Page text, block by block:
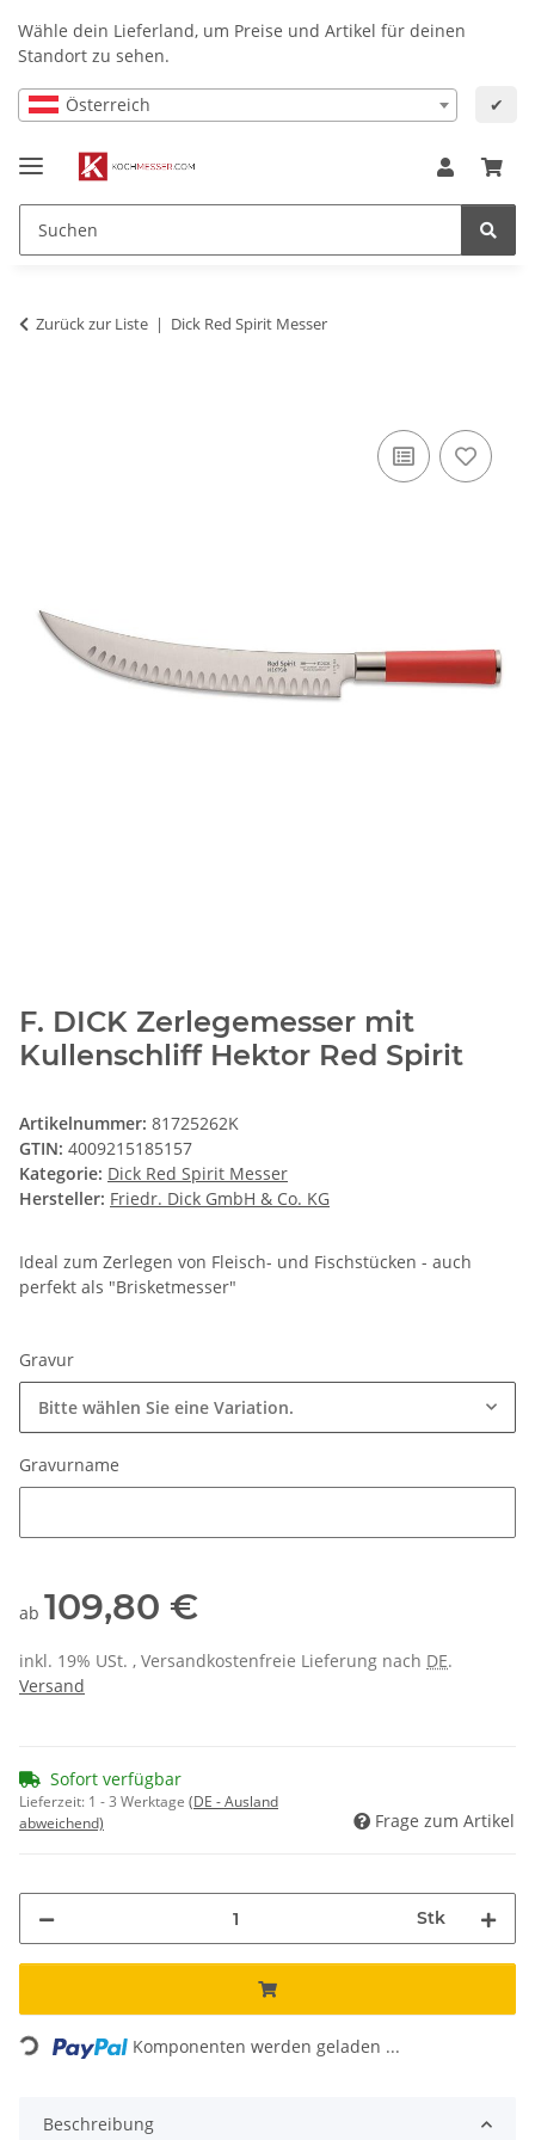
Wähle dein Lieferland, um Preise und Artikel für deinen
Standort zu sehen.
Österreich ✔
Zurück zur Liste Dick Red Spirit Messer
F. DICK Zerlegemesser mit
Kullenschliff Hektor Red Spirit
Artikelnummer: 81725262K
GTIN: 4009215185157
Kategorie: Dick Red Spirit Messer
Hersteller: Friedr. Dick GmbH & Co. KG
Ideal zum Zerlegen von Fleisch- und Fischstücken - auch
perfekt als "Brisketmesser"
Gravur
Bitte wählen Sie eine Variation.
Gravurname
ab 109,80 €
inkl. 19% USt. , Versandkostenfreie Lieferung nach DE.
Versand
Sofort verfügbar
Lieferzeit: 1 - 3 Werktage (DE - Ausland
abweichend)
Frage zum Artikel
Stk
Loading... Komponenten werden geladen ...
Beschreibung